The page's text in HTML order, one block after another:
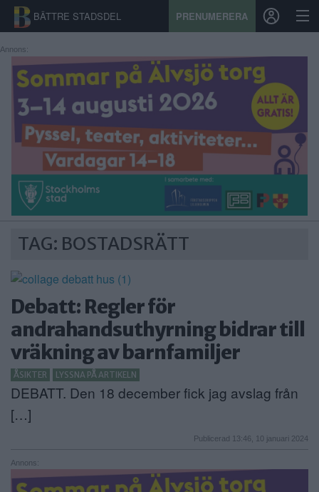
BÄTTRE STADSDEL PRENUMERERA
START
STADSDEL
PRENUMERATION
SPORT
ÅSIKTER
KALENDER
KONTAKT
SAMARBETEN
ANNONSERA
NÄRINGSLIV
MER
Annons:
TAG: BOSTADSRÄTT
Debatt: Regler för
andrahandsuthyrning bidrar till
vräkning av barnfamiljer
ÅSIKTER LYSSNA PÅ ARTIKELN
DEBATT. Den 18 december fick jag avslag från
[…]
Publicerad 13:46, 10 januari 2024
Annons: